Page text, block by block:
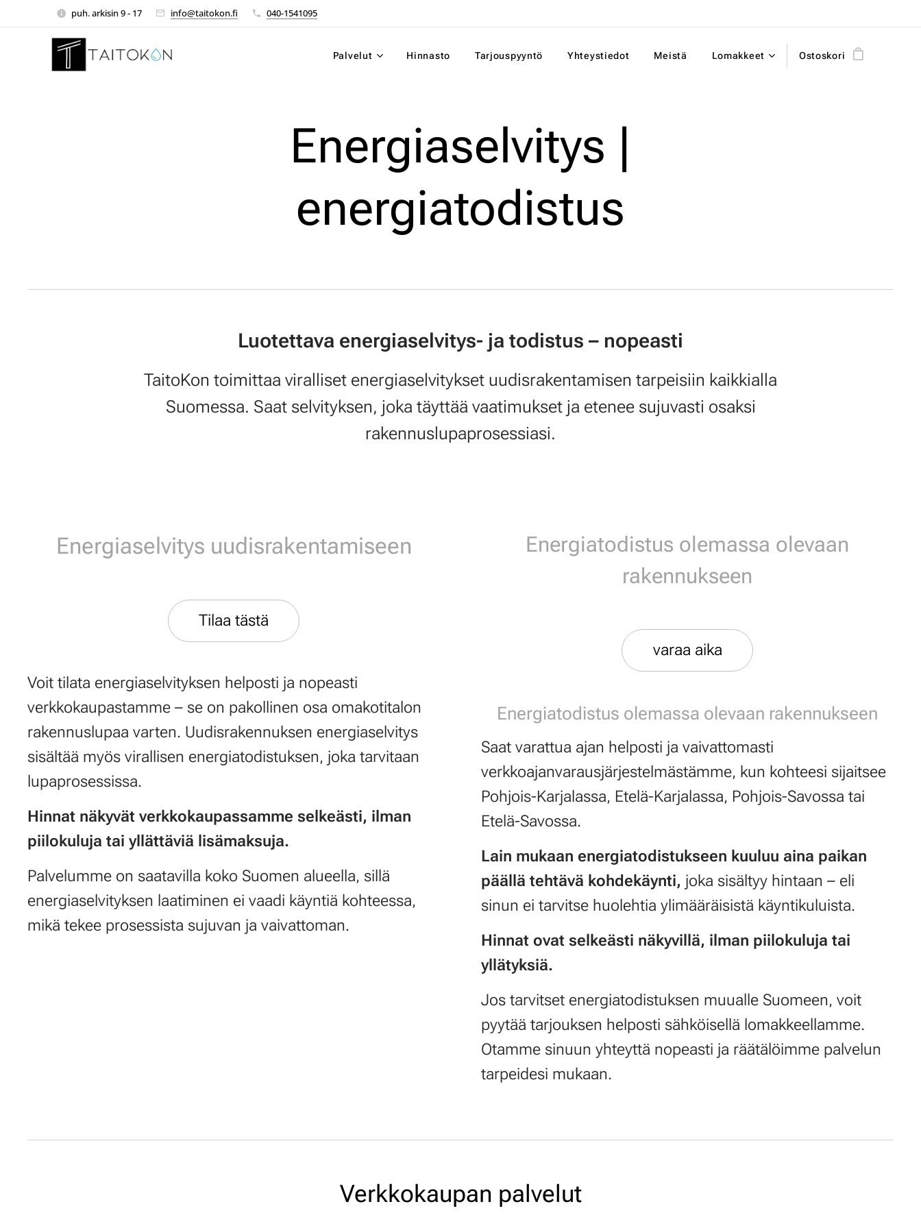
puh. arkisin 9 - 17 info@taitokon.fi 040-1541095
Palvelut Hinnasto Tarjouspyyntö Yhteystiedot Meistä Lomakkeet Ostoskori
Energiaselvitys |
energiatodistus
Luotettava energiaselvitys- ja todistus – nopeasti
TaitoKon toimittaa viralliset energiaselvitykset uudisrakentamisen tarpeisiin kaikkialla
Suomessa. Saat selvityksen, joka täyttää vaatimukset ja etenee sujuvasti osaksi
rakennuslupaprosessiasi.
Energiaselvitys uudisrakentamiseen
Tilaa tästä
Voit tilata energiaselvityksen helposti ja nopeasti
verkkokaupastamme – se on pakollinen osa omakotitalon
rakennuslupaa varten. Uudisrakennuksen energiaselvitys
sisältää myös virallisen energiatodistuksen, joka tarvitaan
lupaprosessissa.
Hinnat näkyvät verkkokaupassamme selkeästi, ilman
piilokuluja tai yllättäviä lisämaksuja.
Palvelumme on saatavilla koko Suomen alueella, sillä
energiaselvityksen laatiminen ei vaadi käyntiä kohteessa,
mikä tekee prosessista sujuvan ja vaivattoman.
Energiatodistus olemassa olevaan
rakennukseen
varaa aika
Energiatodistus olemassa olevaan rakennukseen
Saat varattua ajan helposti ja vaivattomasti
verkkoajanvarausjärjestelmästämme, kun kohteesi sijaitsee
Pohjois-Karjalassa, Etelä-Karjalassa, Pohjois-Savossa tai
Etelä-Savossa.
Lain mukaan energiatodistukseen kuuluu aina paikan
päällä tehtävä kohdekäynti, joka sisältyy hintaan – eli
sinun ei tarvitse huolehtia ylimääräisistä käyntikuluista.
Hinnat ovat selkeästi näkyvillä, ilman piilokuluja tai
yllätyksiä.
Jos tarvitset energiatodistuksen muualle Suomeen, voit
pyytää tarjouksen helposti sähköisellä lomakkeellamme.
Otamme sinuun yhteyttä nopeasti ja räätälöimme palvelun
tarpeidesi mukaan.
Verkkokaupan palvelut